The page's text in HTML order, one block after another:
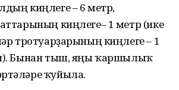
киңлеге – 6 метр,
киңлеге– 1 метр (ике
тротуарҙарының киңлеге – 1
Бынан тыш, яңы ҡаршылыҡ
ҡуйыла.